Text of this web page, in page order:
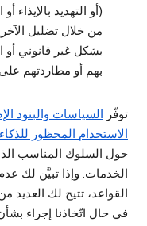
(أو التهديد
من خلال تضليل
بشكل غير قانوني أو
بهم أو مطاردتهم
توفّر السياسات والبنود
الاستخدام المحظور
حول السلوك المناسب
الخدمات. وإذا تبيَّن لك
القواعد، تتيح لك العديد
في حال اتّخاذنا إجراء